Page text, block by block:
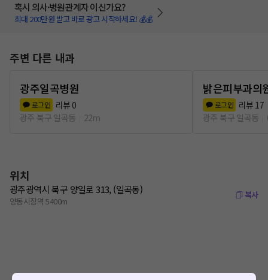
혹시 의사·병원관계자 이신가요?
최대 200만원 받고 바로 광고 시작하세요! 💰💰
주변 다른 내과
광주일곡병원
로그인 리뷰 0
광주 북구 일곡동
22m
밝은피부과의
로그인 리뷰 17
광주 북구 일곡동
위치
광주광역시 북구 양일로 313, (일곡동)
양동시장역 5400m
복사